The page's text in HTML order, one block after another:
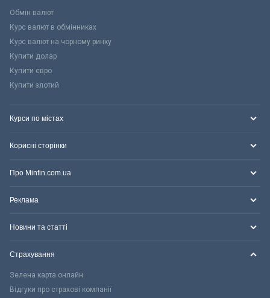
Обмін валют
Курс валют в обмінниках
Курс валют на чорному ринку
Купити долар
Купити євро
Купити злотий
Курси по містах
Корисні сторінки
Про Minfin.com.ua
Реклама
Новини та статті
Страхування
Зелена карта онлайн
Відгуки про страхові компанії